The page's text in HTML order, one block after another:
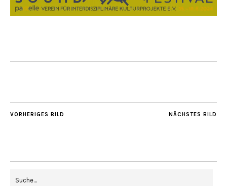
NÄCHSTES BILD
VORHERIGES BILD